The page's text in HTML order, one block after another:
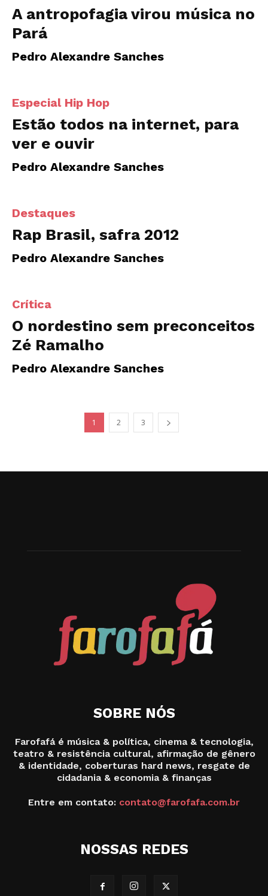
A antropofagia virou música no
Pará
Pedro Alexandre Sanches
Especial Hip Hop
Estão todos na internet, para
ver e ouvir
Pedro Alexandre Sanches
Destaques
Rap Brasil, safra 2012
Pedro Alexandre Sanches
Crítica
O nordestino sem preconceitos
Zé Ramalho
Pedro Alexandre Sanches
1 2 3
SOBRE NÓS
Farofafá é música & política, cinema & tecnologia,
teatro & resistência cultural, afirmação de gênero
& identidade, coberturas hard news, resgate de
cidadania & economia & finanças
Entre em contato: contato@farofafa.com.br
NOSSAS REDES